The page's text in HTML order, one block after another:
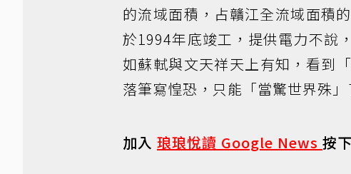
的流域面積，占贛江全流域面積
於1994年底竣工，提供電力不說
如蘇軾與文天祥天上有知，看到
落筆寫惶恐，只能「當驚世界殊」
加入 琅琅悅讀 Google News 按